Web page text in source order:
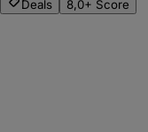
Deals 8,0+ Score